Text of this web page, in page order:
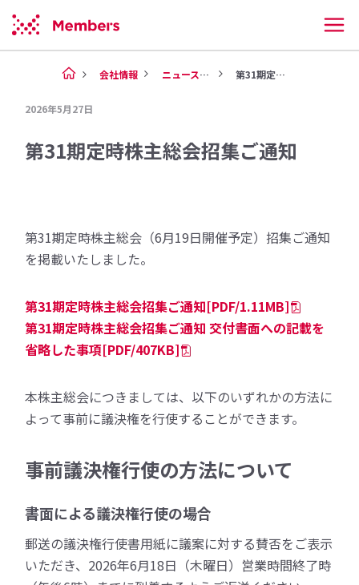
会社情報 ニュース（2026年） 第31期定時株主総会招集ご通知
2026年5月27日
第31期定時株主総会招集ご通知
第31期定時株主総会（6月19日開催予定）招集ご通知
を掲載いたしました。
第31期定時株主総会招集ご通知[PDF/1.11MB]
第31期定時株主総会招集ご通知 交付書面への記載を
省略した事項[PDF/407KB]
本株主総会につきましては、以下のいずれかの方法に
よって事前に議決権を行使することができます。
事前議決権行使の方法について
書面による議決権行使の場合
郵送の議決権行使書用紙に議案に対する賛否をご表示
いただき、2026年6月18日（木曜日）営業時間終了時